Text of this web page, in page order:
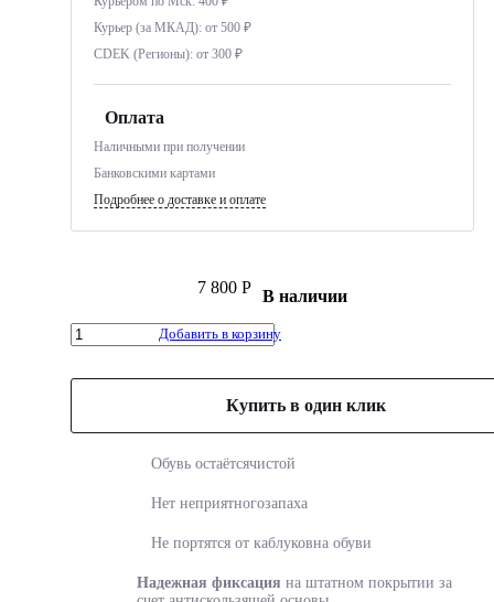
Курьер (за МКАД): от 500 ₽
CDEK (Регионы): от 300 ₽
Оплата
Наличными при получении
Банковскими картами
Подробнее о доставке и оплате
7 800 Р В наличии
Добавить в корзину
Купить в один клик
Обувь остаётсячистой
Нет неприятногозапаха
Не портятся от каблуковна обуви
Надежная фиксация на штатном покрытии за